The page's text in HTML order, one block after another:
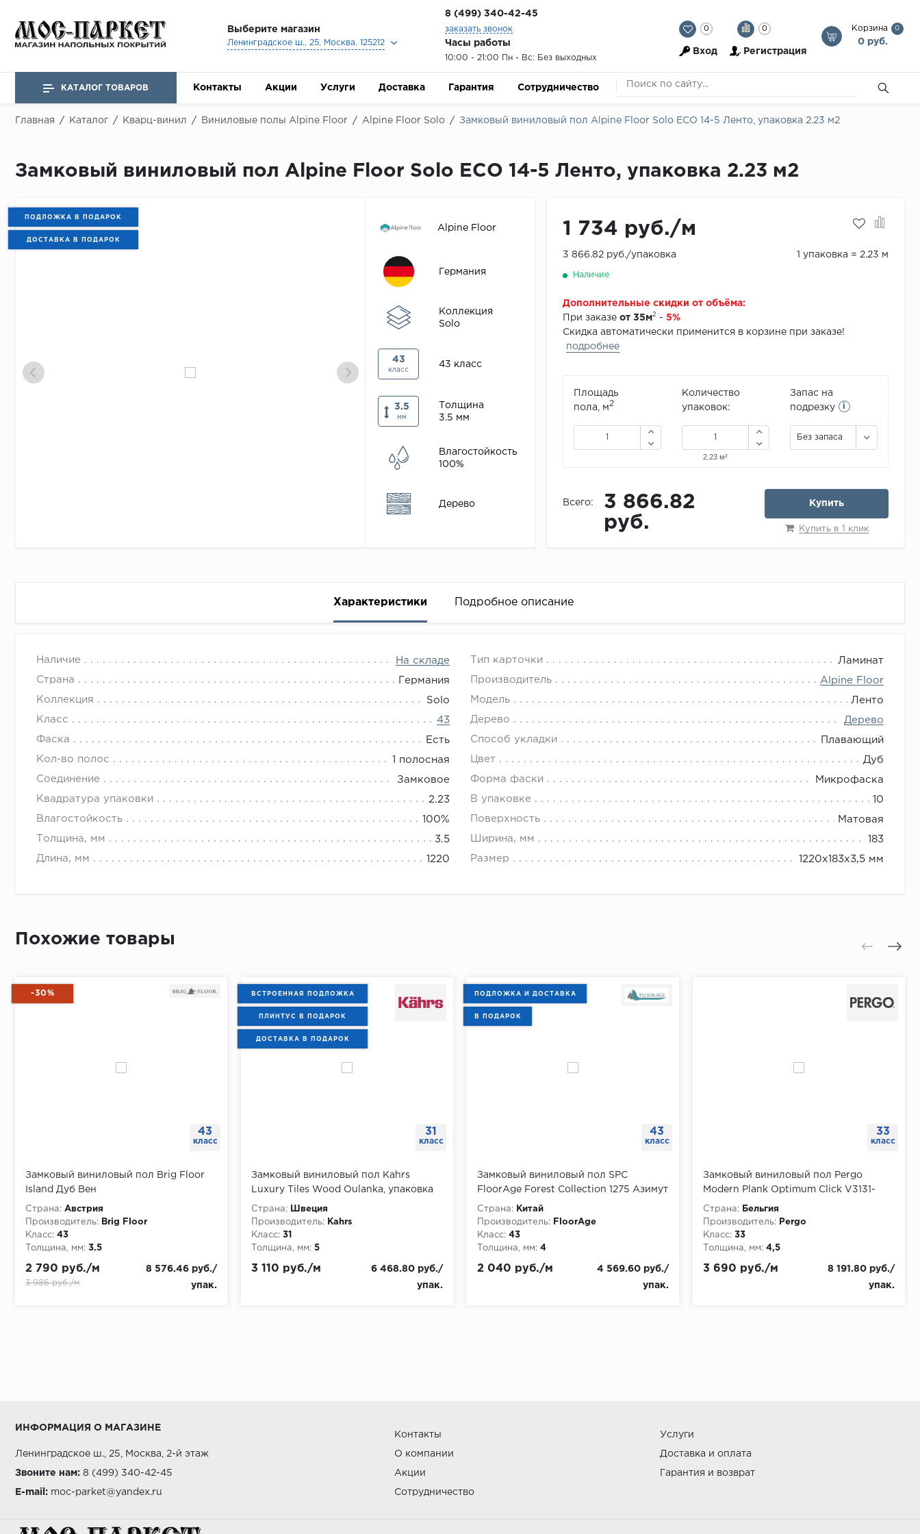
Выберите магазин
Ленинградское ш., 25, Москва, 125212
8 (499) 340-42-45
заказать звонок
Часы работы
10:00 - 21:00 Пн - Вс: Без выходных
0 0
Вход Регистрация
Корзина 0
0 руб.
КАТАЛОГ ТОВАРОВ Контакты Акции Услуги Доставка Гарантия Сотрудничество
Главная / Каталог / Кварц-винил / Виниловые полы Alpine Floor / Alpine Floor Solo / Замковый виниловый пол Alpine Floor Solo ЕСО 14-5 Ленто, упаковка 2.23 м2
Замковый виниловый пол Alpine Floor Solo ЕСО 14-5 Ленто, упаковка 2.23 м2
ПОДЛОЖКА В ПОДАРОК
ДОСТАВКА В ПОДАРОК
Alpine Floor
Германия
Коллекция
Solo
43
класс
43 класс
3.5
мм
Толщина
3.5 мм
Влагостойкость
100%
Дерево
1 734 руб./м
3 866.82 руб./упаковка 1 упаковка = 2.23 м
Наличие
Дополнительные скидки от объёма:
При заказе от 35м 2 - 5%
Скидка автоматически применится в корзине при заказе!
подробнее
Площадь
пола, м2
Количество
упаковок:
Запас на
подрезку
i
Без запаса
Всего:
3 866.82
руб.
Купить
Купить в 1 клик
Характеристики Подробное описание
Наличие На складе Тип карточки Ламинат
Страна Германия Производитель Alpine Floor
Коллекция Solo Модель Ленто
Класс 43 Дерево Дерево
Фаска Есть Способ укладки Плавающий
Кол-во полос 1 полосная Цвет Дуб
Соединение Замковое Форма фаски Микрофаска
Квадратура упаковки 2.23 В упаковке 10
Влагостойкость 100% Поверхность Матовая
Толщина, мм 3.5 Ширина, мм 183
Длина, мм 1220 Размер 1220х183х3,5 мм
Похожие товары
43
класс
-30%
Замковый виниловый пол Brig Floor
Island Дуб Вен
Страна: Австрия
Производитель:
Brig Floor
Класс: 43
Толщина, мм: 3.5
2 790 руб./м
3 986 руб./м
8 576.46 руб./
упак.
31
класс
ВСТРОЕННАЯ ПОДЛОЖКА
ПЛИНТУС В ПОДАРОК
ДОСТАВКА В ПОДАРОК
Замковый виниловый пол Kahrs
Luxury Tiles Wood Oulanka, упаковка
2.08 м
Страна:
Швеция
Производитель:
Kahrs
Класс: 31
Толщина, мм: 5
3 110 руб./м
6 468.80 руб./
упак.
43
класс
ПОДЛОЖКА И ДОСТАВКА
В ПОДАРОК
Замковый виниловый пол SPC
FloorAge Forest Collection 1275 Азимут
1220х184х4 мм, упаковка 2.24 м
Страна:
Китай
Производитель:
FloorAge
Класс: 43
Толщина, мм: 4
2 040 руб./м
4 569.60 руб./
упак.
33
класс
Замковый виниловый пол Pergo
Modern Plank Optimum Click V3131-
40101 Дуб горный натуральный,
упаковка 2.22 м
Страна:
Бельгия
Производитель:
Pergo
Класс: 33
Толщина, мм: 4,5
3 690 руб./м
8 191.80 руб./
упак.
ИНФОРМАЦИЯ О МАГАЗИНЕ
Ленинградское ш., 25, Москва, 2-й этаж
Звоните нам: 8 (499) 340-42-45
E-mail: moc-parket@yandex.ru
Контакты
О компании
Акции
Сотрудничество
Услуги
Доставка и оплата
Гарантия и возврат